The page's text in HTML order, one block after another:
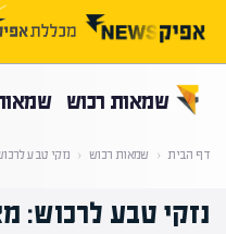
שמאות רכוש
דף הבית ‹ שמאות רכוש ‹ נזקי טבע
נזקי טבע לרכוש: